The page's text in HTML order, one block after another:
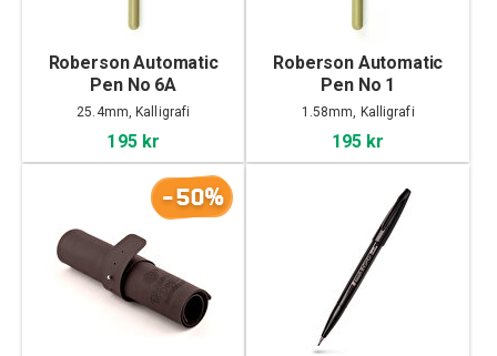
Roberson Automatic
Pen No 6A
25.4mm, Kalligrafi
195 kr
Roberson Automatic
Pen No 1
1.58mm, Kalligrafi
195 kr
-50%